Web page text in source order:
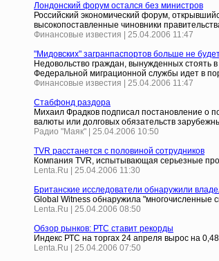
Лондонский форум остался без министров
Российский экономический форум,
высокопоставленные чиновники
Финансовые известия | 25.04.2006 11:47
"Мидовских" загранпаспортов больше не
Недовольство граждан, вынужденных стоять
Федеральной миграционной службы идет в
Финансовые известия | 25.04.2006 11:47
Стабфонд раздора
Михаил Фрадков подписал постановление о
валюты или долговых обязательств
Радио "Маяк" | 25.04.2006 10:50
TVR расстанется с половиной сотрудников
Компания TVR, испытывающая серьезные
Lenta.Ru | 25.04.2006 11:30
Британские исследователи обнаружили
Global Witness обнаружила "многочисленные
Lenta.Ru | 25.04.2006 08:50
Обзор рынков: РТС ставит рекорды
Индекс РТС на торгах 24 апреля вырос на
Lenta.Ru | 25.04.2006 07:50